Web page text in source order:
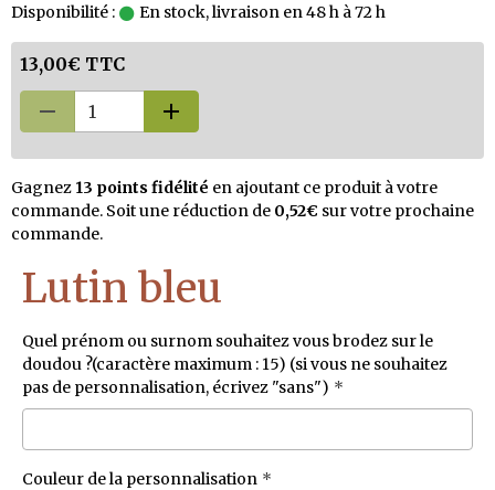
Disponibilité : En stock, livraison en 48 h à 72 h
13,00€ TTC
Gagnez 13 points fidélité en ajoutant ce produit à votre
commande. Soit une réduction de 0,52€ sur votre prochaine
commande.
Lutin bleu
Quel prénom ou surnom souhaitez vous brodez sur le
doudou ?(caractère maximum : 15) (si vous ne souhaitez
pas de personnalisation, écrivez "sans")
Couleur de la personnalisation